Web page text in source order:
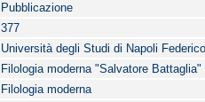
Pubblicazione
377
Università degli Studi di Napoli Federico
Filologia moderna "Salvatore Battaglia"
Filologia moderna